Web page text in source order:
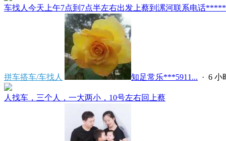
车找人今天上午7点到7点半左右出发上蔡到漯河联系电话
拼车搭车/车找人 知足常乐***5911... · 6 小
人找车，三个人，一大两小，10号左右回上蔡